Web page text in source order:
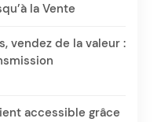
la Vente
vendez de la valeur :
accessible grâce